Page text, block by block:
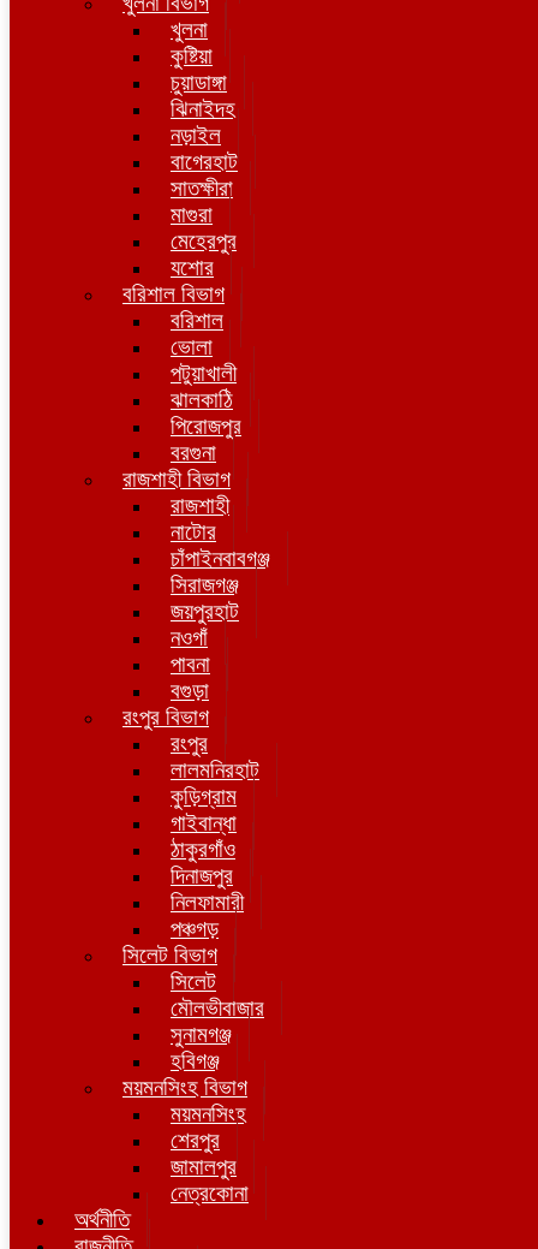
খুলনা
কুষ্টিয়া
চুয়াডাঙ্গা
ঝিনাইদহ
নড়াইল
বাগেরহাট
সাতক্ষীরা
মাগুরা
মেহেরপুর
যশোর
বরিশাল বিভাগ
বরিশাল
ভোলা
পটুয়াখালী
ঝালকাঠি
পিরোজপুর
বরগুনা
রাজশাহী বিভাগ
রাজশাহী
নাটোর
চাঁপাইনবাবগঞ্জ
সিরাজগঞ্জ
জয়পুরহাট
নওগাঁ
পাবনা
বগুড়া
রংপুর বিভাগ
রংপুর
লালমনিরহাট
কুড়িগ্রাম
গাইবান্ধা
ঠাকুরগাঁও
দিনাজপুর
নিলফামারী
পঞ্চগড়
সিলেট বিভাগ
সিলেট
মৌলভীবাজার
সুনামগঞ্জ
হবিগঞ্জ
ময়মনসিংহ বিভাগ
ময়মনসিংহ
শেরপুর
জামালপুর
নেত্রকোনা
অর্থনীতি